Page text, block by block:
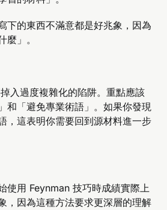
下的東西不滿意都是好兆象，因為
麼」。
入過度複雜化的陷阱。重點應該
和「避免專業術語」。如果你發現
，這表明你需要回到源材料進一步
使用 Feynman 技巧時成績實際上
，因為這種方法要求更深層的理解